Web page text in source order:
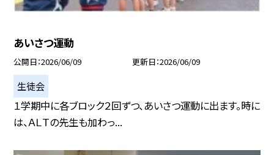
あいさつ運動
公開日 2026/06/09 更新日 2026/06/09
生徒会
１学期中に各ブロック２回ずつ、あいさつ運動に出ます。時に
は、ＡＬＴの先生も加わっ...